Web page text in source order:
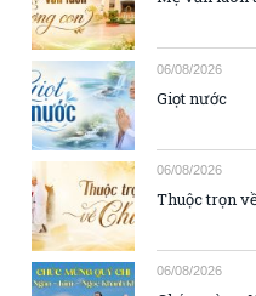
06/08/2026
Giọt nước
06/08/2026
Thuộc trọn
06/08/2026